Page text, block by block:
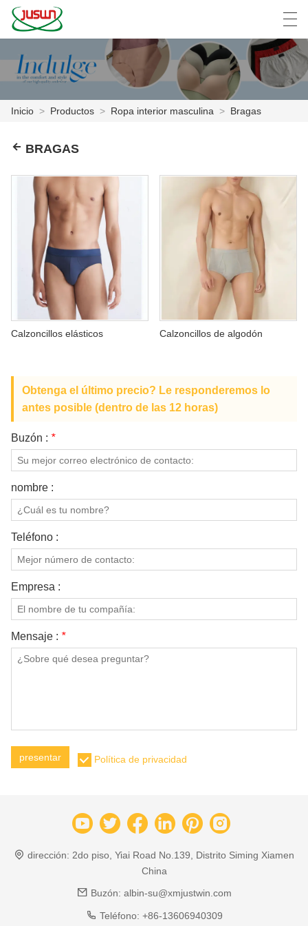
NOTICIAS
CASO
LA FÁBRICA
CONTÁCTENOS
SOBRE NOSOTROS
Deutsch English Español
Inicio > Productos > Ropa interior masculina > Bragas
BRAGAS
Calzoncillos elásticos Calzoncillos de algodón
Obtenga el último precio? Le responderemos lo
antes posible (dentro de las 12 horas)
Buzón : *
nombre :
Teléfono :
Empresa :
Mensaje : *
presentar Política de privacidad
dirección: 2do piso, Yiai Road No.139, Distrito Siming Xiamen
China
Buzón: albin-su@xmjustwin.com
Teléfono: +86-13606940309